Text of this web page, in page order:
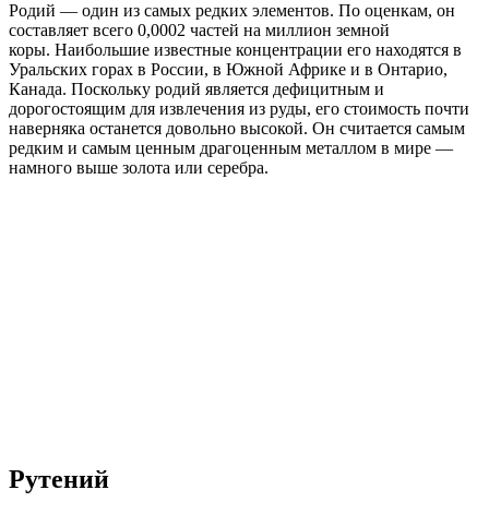
Родий — один из самых редких элементов. По оценкам, он
составляет всего 0,0002 частей на миллион земной
коры. Наибольшие известные концентрации его находятся в
Уральских горах в России, в Южной Африке и в Онтарио,
Канада. Поскольку родий является дефицитным и
дорогостоящим для извлечения из руды, его стоимость почти
наверняка останется довольно высокой. Он считается самым
редким и самым ценным драгоценным металлом в мире —
намного выше золота или серебра.
Рутений